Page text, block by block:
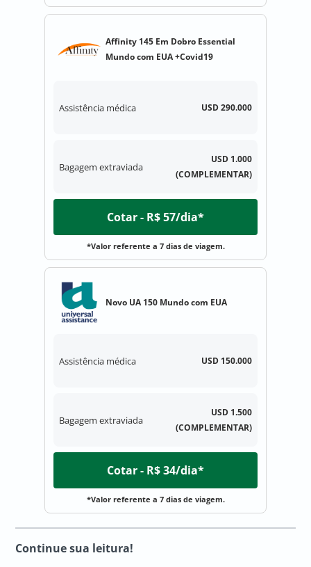
Affinity 145 Em Dobro Essential
Mundo com EUA +Covid19
Assistência médica USD 290.000
Bagagem extraviada
USD 1.000
(COMPLEMENTAR)
Cotar - R$ 57/dia*
*Valor referente a 7 dias de viagem.
Novo UA 150 Mundo com EUA
Assistência médica USD 150.000
Bagagem extraviada
USD 1.500
(COMPLEMENTAR)
Cotar - R$ 34/dia*
*Valor referente a 7 dias de viagem.
Continue sua leitura!